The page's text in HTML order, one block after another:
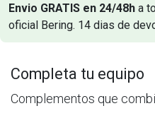
Envio GRATIS en 24/48h a
oficial Bering. 14 dias de
Completa tu equipo
Complementos que